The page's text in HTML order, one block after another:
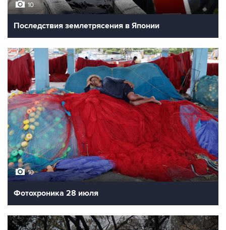
10
Последствия землетрясения в Японии
10
Фотохроника 28 июля